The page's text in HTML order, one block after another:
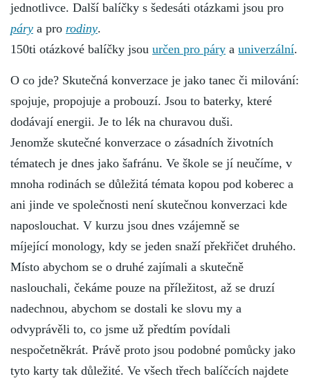
jednotlivce. Další balíčky s šedesáti otázkami jsou pro
páry a pro rodiny.
150ti otázkové balíčky jsou určen pro páry a univerzální.
O co jde? Skutečná konverzace je jako tanec či milování:
spojuje, propojuje a probouzí. Jsou to baterky, které
dodávají energii. Je to lék na churavou duši.
Jenomže skutečné konverzace o zásadních životních
tématech je dnes jako šafránu. Ve škole se jí neučíme, v
mnoha rodinách se důležitá témata kopou pod koberec a
ani jinde ve společnosti není skutečnou konverzaci kde
naposlouchat. V kurzu jsou dnes vzájemně se
míjející monology, kdy se jeden snaží překřičet druhého.
Místo abychom se o druhé zajímali a skutečně
naslouchali, čekáme pouze na příležitost, až se druzí
nadechnou, abychom se dostali ke slovu my a
odvyprávěli to, co jsme už předtím povídali
nespočetněkrát. Právě proto jsou podobné pomůcky jako
tyto karty tak důležité. Ve všech třech balíčcích najdete